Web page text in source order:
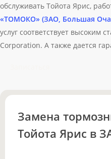
обслуживать Тойота Ярис,
«ТОМОКО» (ЗАО, Большая
услуг соответствует высоким
Corporation. А также дается
Замена
Тойота Ярис в